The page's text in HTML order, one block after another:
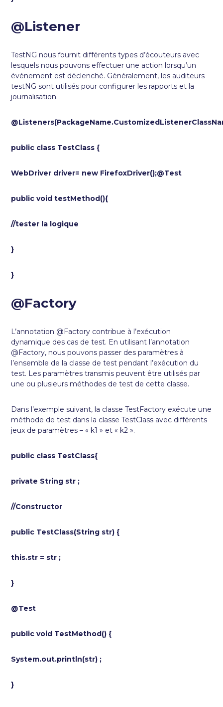
@Listener
TestNG nous fournit différents types d’écouteurs avec
lesquels nous pouvons effectuer une action lorsqu’un
événement est déclenché. Généralement, les auditeurs
testNG sont utilisés pour configurer les rapports et la
journalisation.
public class TestClass {
WebDriver driver= new FirefoxDriver();@Test
public void testMethod(){
//tester la logique
}
}
@Factory
L’annotation @Factory contribue à l’exécution
dynamique des cas de test. En utilisant l’annotation
@Factory, nous pouvons passer des paramètres à
l’ensemble de la classe de test pendant l’exécution du
test. Les paramètres transmis peuvent être utilisés par
une ou plusieurs méthodes de test de cette classe.
Dans l’exemple suivant, la classe TestFactory exécute une
méthode de test dans la classe TestClass avec différents
jeux de paramètres – « k1 » et « k2 ».
public class TestClass{
private String str ;
//Constructor
public TestClass(String str) {
this.str = str ;
}
@Test
public void TestMethod() {
System.out.println(str) ;
}